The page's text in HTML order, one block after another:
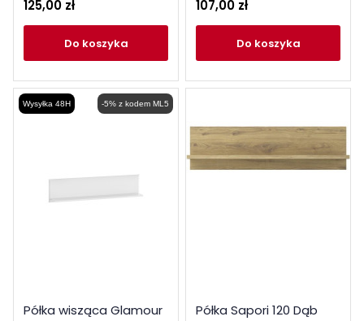
125,00 zł
do koszyka
107,00 zł
do koszyka
-5% z kodem ML5
Wysyłka 48H
Półka wisząca Glamour
Półka Sapori 120 Dąb